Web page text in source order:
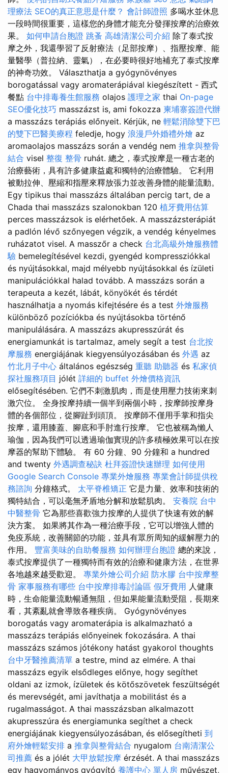
理療法 SEO的真正意思是什麼？ 會計師證照 多喝水並休息
一段時間很重要，這樣您的身體才能充分發揮按摩的治療效
果。 如何申請台胞證 跳蚤 高雄清潔公司介紹 除了泰式按
摩之外，我還學習了反射療法（足部按摩）、指壓按摩、能
量醫學（普拉納、靈氣），在必要時很好地補充了泰式按摩
的神奇功效。 Választhatja a gyógynövényes
borogatással vagy aromaterápiával kiegészített - 西式
餐點 台中排毒養生館服務 olajos 護理之家 thai On-page
SEO優化技巧 masszázst is, ami fokozza 柬埔寨簽證代辦
a masszázs terápiás előnyeit. Kérjük, ne 輕鬆消除雙下巴
的雙下巴醫美療程 feledje, hogy 浪漫戶外婚禮外燴 az
aromaolajos masszázs során a vendég nem 推拿與整骨
結合 visel 整復 整骨 ruhát. 總之，泰式按摩是一種古老的
治療藝術，具有許多健康益處和獨特的治療體驗。 它利用
被動拉伸、壓縮和指壓來釋放張力並改善身體的能量流動。
Egy tipikus thai masszázs általában percig tart, de a
Chada thai masszázs szalonokban 120 植牙費用估算
perces masszázsok is elérhetőek. A masszázsterápiát
a padlón lévő szőnyegen végzik, a vendég kényelmes
ruházatot visel. A masszőr a check 台北高級外燴服務體
驗 bemelegítésével kezdi, gyengéd kompressziókkal
és nyújtásokkal, majd mélyebb nyújtásokkal és ízületi
manipulációkkal halad tovább. A masszázs során a
terapeuta a kezét, lábát, könyökét és térdét
használhatja a nyomás kifejtésére és a test 外燴服務
különböző pozíciókba és nyújtásokba történő
manipulálására. A masszázs akupresszúrát és
energiamunkát is tartalmaz, amely segít a test 台北按
摩服務 energiájának kiegyensúlyozásában és 外遇 az
竹北月子中心 általános egészség 重聽 助聽器 és 私家偵
探社服務項目 jólét 詳細的 buffet 外燴價格資訊
elősegítésében. 它們不刺激肌肉，而是使用壓力技術來刺
激穴位。 全身按摩持續一個半到兩個小時，按摩師按摩身
體的各個部位，從腳趾到頭頂。 按摩師不僅用手掌和指尖
按摩，還用膝蓋、腳底和手肘進行按摩。 它也被稱為懶人
瑜伽，因為我們可以透過瑜伽實現的許多積極效果可以在按
摩器的幫助下體驗。 有 60 分鐘、90 分鐘和 a hundred
and twenty 外遇調查秘訣 杜拜簽證快速辦理 如何使用
Google Search Console 專業外燴服務 專業會計師提供稅
務諮詢 分鐘格式。 太平脊椎矯正 它是力量、效率和技術的
獨特結合，可以毫無矛盾地分解和放鬆肌肉。 安養院 台中
中醫整骨 它為那些喜歡強力按摩的人提供了快速有效的解
決方案。 如果將其作為一種治療手段，它可以增強人體的
免疫系統，改善關節的功能，並具有眾所周知的緩解壓力的
作用。 豐富美味的自助餐服務 如何辦理台胞證 總的來說，
泰式按摩提供了一種獨特而有效的治療和健康方法，在世界
各地越來越受歡迎。 專業外燴公司介紹 防水膠 台中按摩整
骨 家事服務有哪些 台中按摩排毒討論區 假牙費用 人健康
時，生命能量流動暢通無阻，但如果能量流動受阻，長期來
看，其紊亂就會導致各種疾病。 Gyógynövényes
borogatás vagy aromaterápia is alkalmazható a
masszázs terápiás előnyeinek fokozására. A thai
masszázs számos jótékony hatást gyakorol thoughts
台中牙醫推薦清單 a testre, mind az elmére. A thai
masszázs egyik elsődleges előnye, hogy segíthet
oldani az izmok, ízületek és kötőszövetek feszültségét
és merevségét, ami javíthatja a mobilitást és a
rugalmasságot. A thai masszázsban alkalmazott
akupresszúra és energiamunka segíthet a check
energiájának kiegyensúlyozásában, és elősegítheti 到
府外燴輕鬆安排 a 推拿與整骨結合 nyugalom 台南清潔公
司推薦 és a jólét 大甲放鬆按摩 érzését. A thai masszázs
egy hagyományos gyógyító 養護中心 單人房 művészet,